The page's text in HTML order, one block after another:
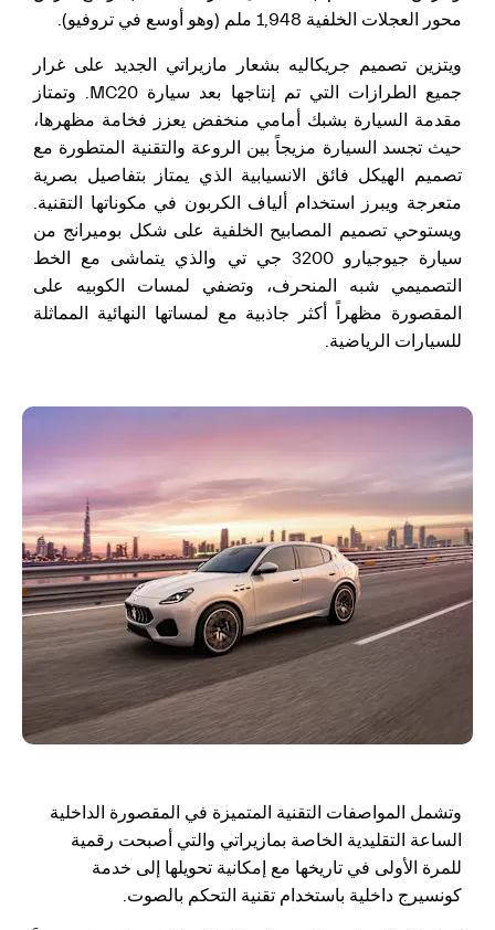
محور العجلات الخلفية 1,948 ملم (وهو أوسع في تروفيو).
ويتزين تصميم جريكاليه بشعار مازيراتي الجديد على غرار
جميع الطرازات التي تم إنتاجها بعد سيارة MC20. وتمتاز
مقدمة السيارة بشبك أمامي منخفض يعزز فخامة مظهرها،
حيث تجسد السيارة مزيجاً بين الروعة والتقنية المتطورة مع
تصميم الهيكل فائق الانسيابية الذي يمتاز بتفاصيل بصرية
متعرجة ويبرز استخدام ألياف الكربون في مكوناتها التقنية.
ويستوحي تصميم المصابيح الخلفية على شكل بوميرانج من
سيارة جيوجيارو 3200 جي تي والذي يتماشى مع الخط
التصميمي شبه المنحرف، وتضفي لمسات الكوبيه على
المقصورة مظهراً أكثر جاذبية مع لمساتها النهائية المماثلة
للسيارات الرياضية.
وتشمل المواصفات التقنية المتميزة في المقصورة الداخلية
الساعة التقليدية الخاصة بمازيراتي والتي أصبحت رقمية
للمرة الأولى في تاريخها مع إمكانية تحويلها إلى خدمة
كونسيرج داخلية باستخدام تقنية التحكم بالصوت.